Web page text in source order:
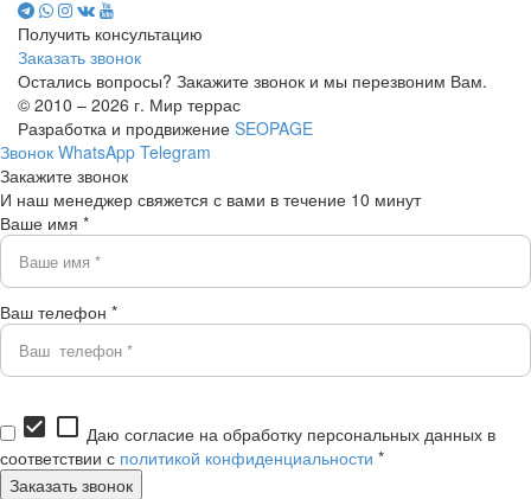
Получить консультацию
Заказать звонок
Остались вопросы? Закажите звонок и мы перезвоним Вам.
© 2010 – 2026 г. Мир террас
Разработка и продвижение SEOPAGE
Звонок WhatsApp Telegram
Закажите звонок
И наш менеджер свяжется с вами в течение 10 минут
Ваше имя *
Ваш телефон *
check_box check_box_outline_blank Даю согласие на обработку персональных данных в
соответствии с политикой конфиденциальности *